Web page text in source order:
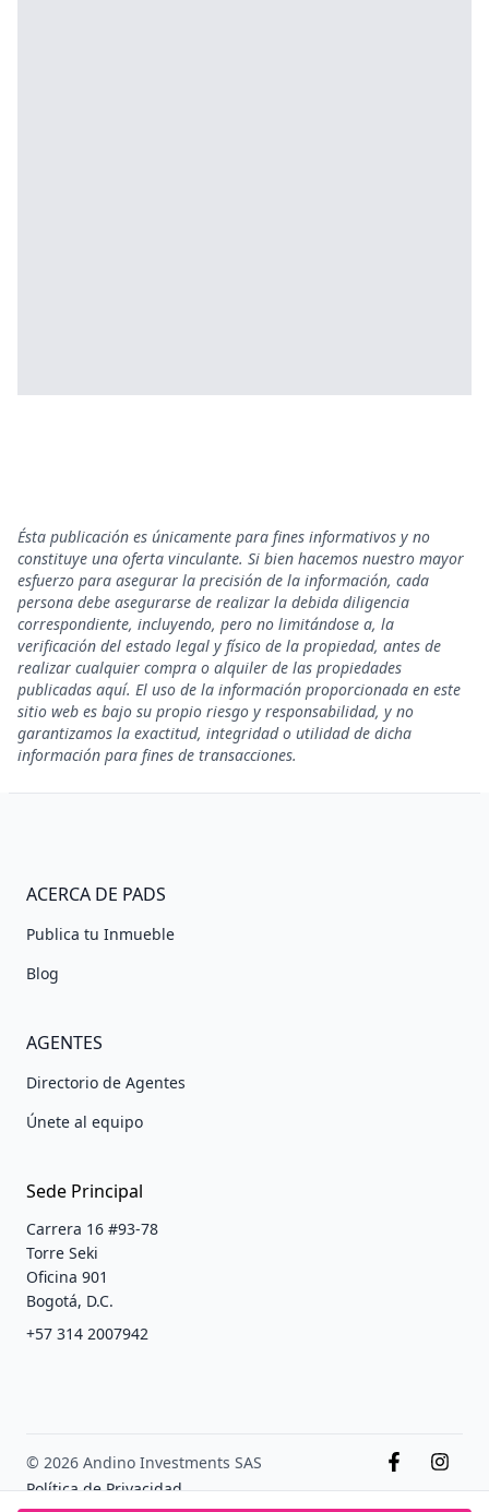
Ésta publicación es únicamente para fines informativos y no
constituye una oferta vinculante. Si bien hacemos nuestro mayor
esfuerzo para asegurar la precisión de la información, cada
persona debe asegurarse de realizar la debida diligencia
correspondiente, incluyendo, pero no limitándose a, la
verificación del estado legal y físico de la propiedad, antes de
realizar cualquier compra o alquiler de las propiedades
publicadas aquí. El uso de la información proporcionada en este
sitio web es bajo su propio riesgo y responsabilidad, y no
garantizamos la exactitud, integridad o utilidad de dicha
información para fines de transacciones.
ACERCA DE PADS
Publica tu Inmueble
Blog
AGENTES
Directorio de Agentes
Únete al equipo
Sede Principal
Carrera 16 #93-78
Torre Seki
Oficina 901
Bogotá, D.C.
+57 314 2007942
© 2026 Andino Investments SAS
Política de Privacidad